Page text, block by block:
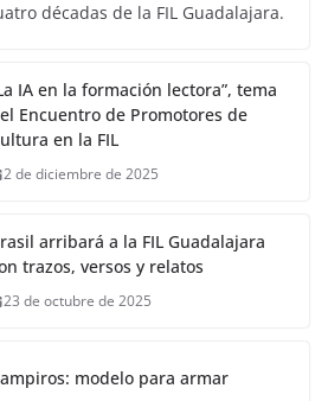
décadas de la FIL Guadalajara.
IA en la formación lectora”, tema
Encuentro de Promotores de
en la FIL
2 de diciembre de 2025
arribará a la FIL Guadalajara
trazos, versos y relatos
23 de octubre de 2025
modelo para armar